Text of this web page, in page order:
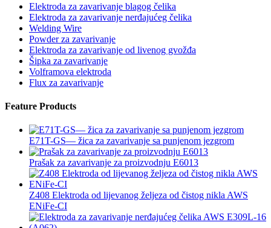
Elektroda za zavarivanje blagog čelika
Elektroda za zavarivanje nerđajućeg čelika
Welding Wire
Powder za zavarivanje
Elektroda za zavarivanje od livenog gvožđa
Šipka za zavarivanje
Volframova elektroda
Flux za zavarivanje
Feature Products
E71T-GS— žica za zavarivanje sa punjenom jezgrom
Prašak za zavarivanje za proizvodnju E6013
Z408 Elektroda od lijevanog željeza od čistog nikla AWS
ENiFe-CI